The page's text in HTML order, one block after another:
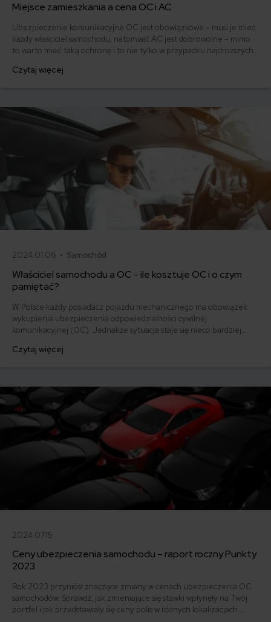
Miejsce zamieszkania a cena OC i AC
Ubezpieczenie komunikacyjne OC jest obowiązkowe – musi je mieć
każdy właściciel samochodu, natomiast AC jest dobrowolne – mimo
to warto mieć taką ochronę i to nie tylko w przypadku najdroższych
czynników, takich jak m.in. marka samochodu, pojemność silnika czy
Czytaj więcej
2024.01.06 • Samochód
Właściciel samochodu a OC – ile kosztuje OC i o czym
pamiętać?
W Polsce każdy posiadacz pojazdu mechanicznego ma obowiązek
wykupienia ubezpieczenia odpowiedzialności cywilnej
komunikacyjnej (OC). Jednakże sytuacja staje się nieco bardziej
samochodu. Czy w takich przypadkach można ubezpieczyć
Czytaj więcej
2024.07.15
Ceny ubezpieczenia samochodu – raport roczny Punkty
2023
Rok 2023 przyniósł znaczące zmiany w cenach ubezpieczenia OC
samochodów. Sprawdź, jak zmieniające się stawki wpłynęły na Twój
portfel i jak przedstawiały się ceny polis w różnych lokalizacjach.